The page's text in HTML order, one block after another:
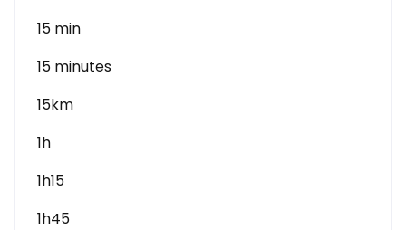
15 min
15 minutes
15km
1h
1h15
1h45